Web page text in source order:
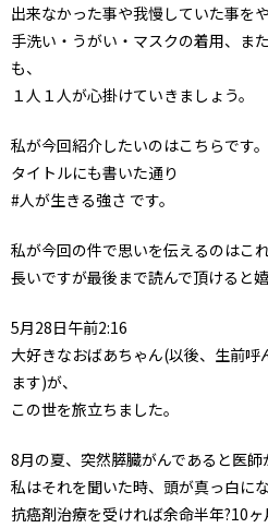
出来なかった事や我慢していた事を
手洗い・うがい・マスクの着用、ま
も、
１人１人が心掛けていきましょう。
私が今回紹介したいのはこちらです。
タイトルにも書いた通り
#人が生きる強さ です。
私が今回の件で思いを伝えるのはこ
長いですが最後まで読んで頂けると嬉
5月28日午前2:16
大好きなおばあちゃん(以後、生前呼
ます)が、
この世を旅立ちました。
8月の夏、突然膵臓がんであると医師
私はそれを聞いた時、頭が真っ白にな
抗癌剤治療を受ければ余命半年?10ヶ